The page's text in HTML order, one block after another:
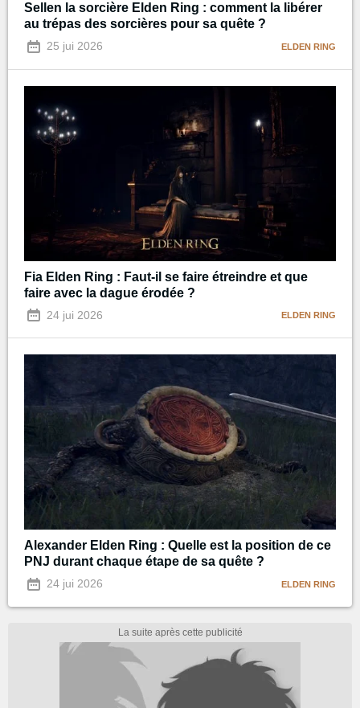
Sellen la sorcière Elden Ring : comment la libérer
au trépas des sorcières pour sa quête ?
25 jui 2026 ELDEN RING
Fia Elden Ring : Faut-il se faire étreindre et que
faire avec la dague érodée ?
24 jui 2026 ELDEN RING
Alexander Elden Ring : Quelle est la position de ce
PNJ durant chaque étape de sa quête ?
24 jui 2026 ELDEN RING